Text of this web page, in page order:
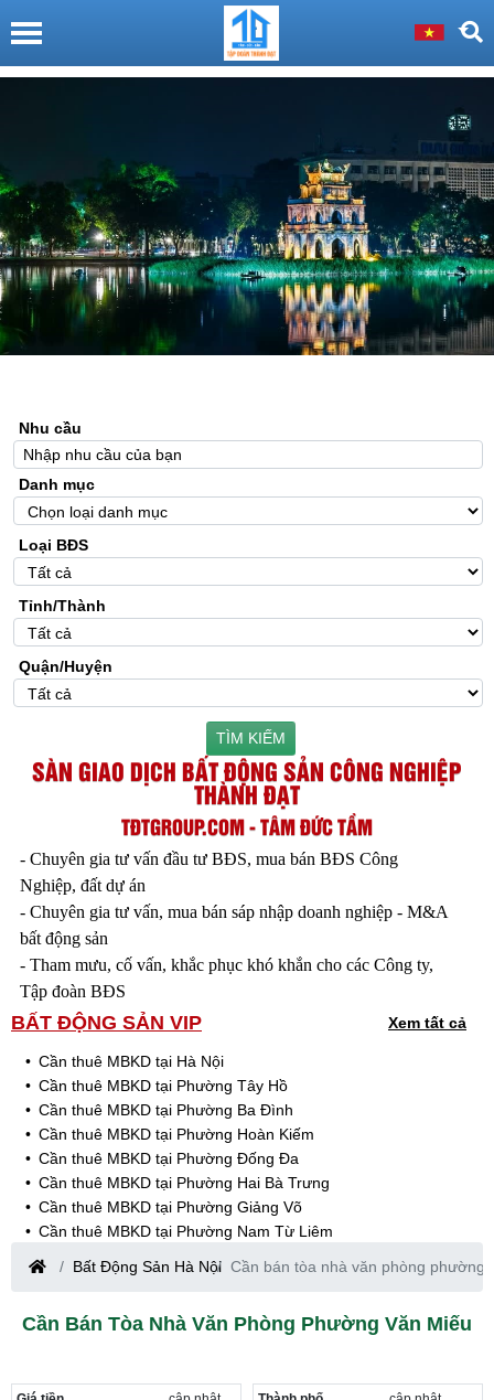
Nhu cầu
Danh mục
Loại BĐS
Tỉnh/Thành
Quận/Huyện
TÌM KIẾM
SÀN GIAO DỊCH BẤT ĐỘNG SẢN CÔNG NGHIỆP
THÀNH ĐẠT
TĐTGROUP.COM - TÂM ĐỨC TẦM
- Chuyên gia tư vấn đầu tư BĐS, mua bán BĐS Công
Nghiệp, đất dự án
- Chuyên gia tư vấn, mua bán sáp nhập doanh nghiệp - M&A
bất động sản
- Tham mưu, cố vấn, khắc phục khó khắn cho các Công ty,
Tập đoàn BĐS
BẤT ĐỘNG SẢN VIP Xem tất cả
Cần thuê MBKD tại Hà Nội
Cần thuê MBKD tại Phường Tây Hồ
Cần thuê MBKD tại Phường Ba Đình
Cần thuê MBKD tại Phường Hoàn Kiếm
Cần thuê MBKD tại Phường Đống Đa
Cần thuê MBKD tại Phường Hai Bà Trưng
Cần thuê MBKD tại Phường Giảng Võ
Cần thuê MBKD tại Phường Nam Từ Liêm
Cần thuê MBKD tại Phường Cầu Giấy
Cần thuê MBKD tại Phường Thanh Xuân
Cần thuê MBKD tại Phường Hà Đông
Bất Động Sản Hà Nội Cần bán tòa nhà văn phòng phường
Cần Bán Tòa Nhà Văn Phòng Phường Văn Miếu